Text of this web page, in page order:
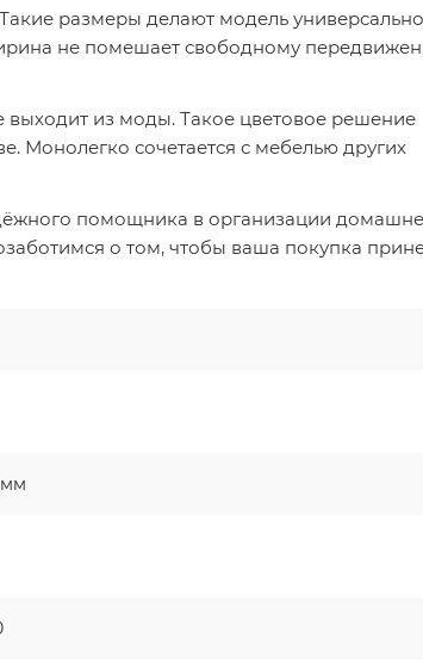
размеры делают модель
не помешает свободному
выходит из моды. Такое цветовое решение
Монолегко сочетается с мебелью других
помощника в организации
о том, чтобы ваша покупка